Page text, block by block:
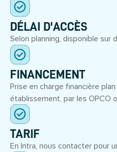
DÉLAI D'ACCÈS
Selon planning, disponible sur
FINANCEMENT
Prise en charge financière
établissement, par les OPCO
TARIF
En Intra, nous contacter pour